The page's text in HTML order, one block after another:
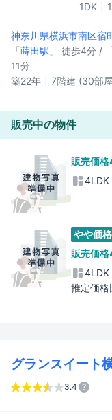
1DK
神奈川県横浜市南区宿
「蒔田駅 」 徒歩4分 /
11分
築22年
7階建 (30部
販売中の物件
販売価格
4LDK
やや価
販売価格
4LDK
推定価格
グランスイート
3.4